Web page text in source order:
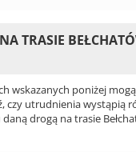
TRASIE
wskazanych poniżej
czy utrudnienia wystąpią
daną drogą na trasie